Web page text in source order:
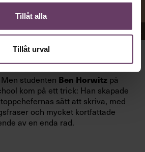
Tillåt alla
Tillåt urval
imiterar vd:ars kortfattade språk.
att nå och besvarar inte alltid
studenten Ben Horwitz på
kom på ett trick: Han skapade
sätt att skriva, med
och mycket kortfattade
av en enda rad.